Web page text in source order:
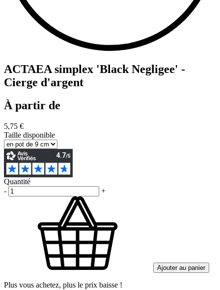
ACTAEA simplex 'Black Negligee' -
Cierge d'argent
À partir de
5,75 €
Taille disponible
Quantité
-
+
Ajouter au panier
Plus vous achetez, plus le prix baisse !